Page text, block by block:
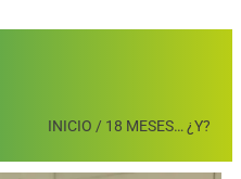
INICIO / 18 MESES… ¿Y?